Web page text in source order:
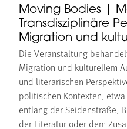
Moving Bodies |
Transdisziplinäre
Migration und
Die Veranstaltung
Migration und kulturellem
und literarischen
politischen Kontexten,
entlang der Seidenstraße,
der Literatur oder dem